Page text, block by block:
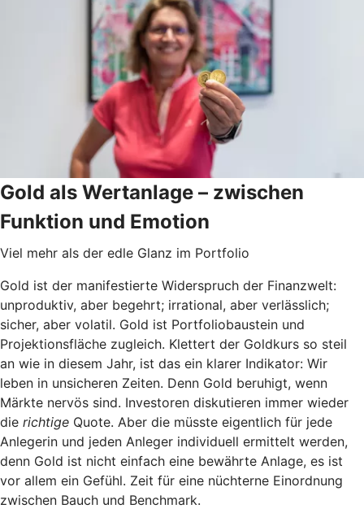
Gold als Wertanlage – zwischen
Funktion und Emotion
Viel mehr als der edle Glanz im Portfolio
Gold ist der manifestierte Widerspruch der Finanzwelt:
unproduktiv, aber begehrt; irrational, aber verlässlich;
sicher, aber volatil. Gold ist Portfoliobaustein und
Projektionsfläche zugleich. Klettert der Goldkurs so steil
an wie in diesem Jahr, ist das ein klarer Indikator: Wir
leben in unsicheren Zeiten. Denn Gold beruhigt, wenn
Märkte nervös sind. Investoren diskutieren immer wieder
die richtige Quote. Aber die müsste eigentlich für jede
Anlegerin und jeden Anleger individuell ermittelt werden,
denn Gold ist nicht einfach eine bewährte Anlage, es ist
vor allem ein Gefühl. Zeit für eine nüchterne Einordnung
zwischen Bauch und Benchmark.